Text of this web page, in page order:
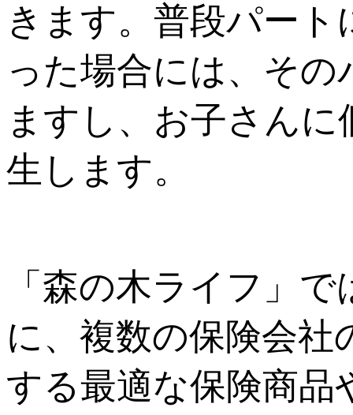
きます。普段パー
った場合には、そ
ますし、お子さん
生します。
「森の木ライフ」
に、複数の保険会
する最適な保険商